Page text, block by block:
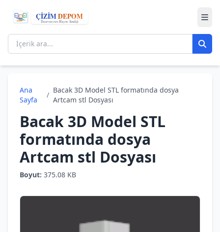
Ana
Sayfa
/
Bacak 3D Model STL formatında dosya
Artcam stl Dosyası
Bacak 3D Model STL
formatında dosya
Artcam stl Dosyası
Boyut: 375.08 KB